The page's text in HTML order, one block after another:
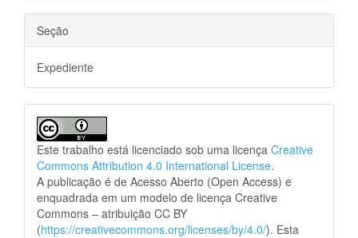
Seção
Expediente
Este trabalho está licenciado sob uma licença Creative
Commons Attribution 4.0 International License.
A publicação é de Acesso Aberto (Open Access) e
enquadrada em um modelo de licença Creative
Commons – atribuição CC BY
(https://creativecommons.org/licenses/by/4.0/). Esta